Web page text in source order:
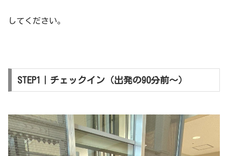
してください。
STEP1｜チェックイン（出発の90分前〜）